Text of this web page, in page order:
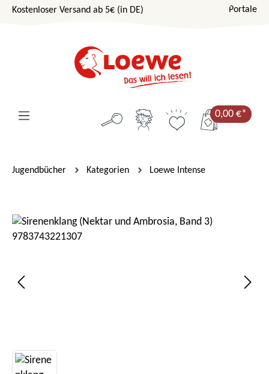
Zum Hauptinhalt springen
Kostenloser Versand ab 5€ (in DE) Portale
0,00 €*
Jugendbücher Kategorien Loewe Intense
Bildergalerie überspringen